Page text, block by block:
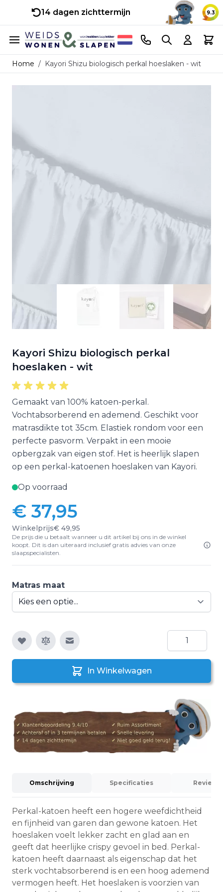
14 dagen zichttermijn 9.3
Ga naar de inhoud
Telefoonnummer
Search Cart
Home / Kayori Shizu biologisch perkal hoeslaken - wit
Kayori Shizu biologisch perkal
hoeslaken - wit
Gemaakt van 100% katoen-perkal.
Vochtabsorberend en ademend. Geschikt voor
matrasdikte tot 35cm. Elastiek rondom voor een
perfecte pasvorm. Verpakt in een mooie
opbergzak van eigen stof. Het is heerlijk slapen
op een perkal-katoenen hoeslaken van Kayori.
Op voorraad
Vanaf:
€ 37,95
Winkelprijs€ 49,95
De prijs die u betaalt wanneer u dit artikel bij ons in de winkel
koopt. Dit is dan uiteraard inclusief gratis advies van onze
slaapspecialisten.
Matras maat
E-mail naar een vriend
Aantal
In Winkelwagen
Omschrijving Specificaties Reviews
Perkal-katoen heeft een hogere weefdichtheid
en fijnheid van garen dan gewone katoen. Het
hoeslaken voelt lekker zacht en glad aan en
geeft dat heerlijke crispy gevoel in bed. Perkal-
katoen heeft daarnaast als eigenschap dat het
sterk vochtabsorberend is en een hoog ademend
vermogen heeft. Het hoeslaken is voorzien van